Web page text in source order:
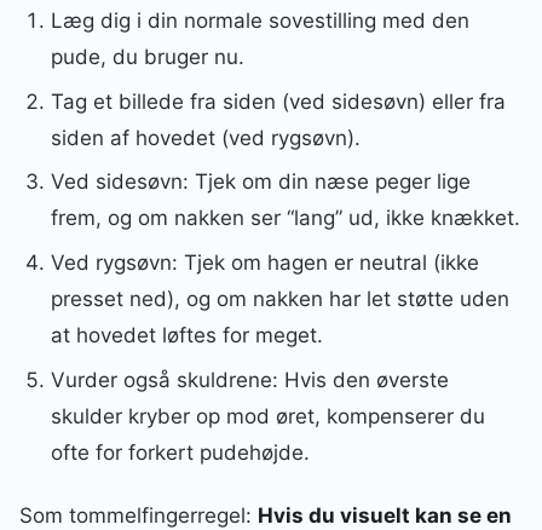
Læg dig i din normale sovestilling med den
pude, du bruger nu.
Tag et billede fra siden (ved sidesøvn) eller fra
siden af hovedet (ved rygsøvn).
Ved sidesøvn: Tjek om din næse peger lige
frem, og om nakken ser “lang” ud, ikke knækket.
Ved rygsøvn: Tjek om hagen er neutral (ikke
presset ned), og om nakken har let støtte uden
at hovedet løftes for meget.
Vurder også skuldrene: Hvis den øverste
skulder kryber op mod øret, kompenserer du
ofte for forkert pudehøjde.
Som tommelfingerregel: Hvis du visuelt kan se en